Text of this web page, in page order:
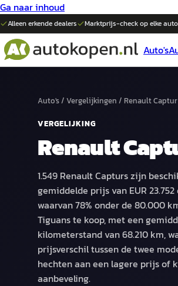
Ga naar inhoud
Alleen erkende dealers Marktprijs-check op elkeauto
Auto's
Auto's/ Vergelijkingen / Renault Captur
VERGELIJKING
Renault
1.549 Renault Capturs zijn
gemiddelde prijs van EUR
waarvan 78% onder de 80.000
Tiguans te koop, met een
kilometerstand van 68.210 km,
prijsverschil tussen de twee
hechten aan een lagere prijs of
aanbeveling.